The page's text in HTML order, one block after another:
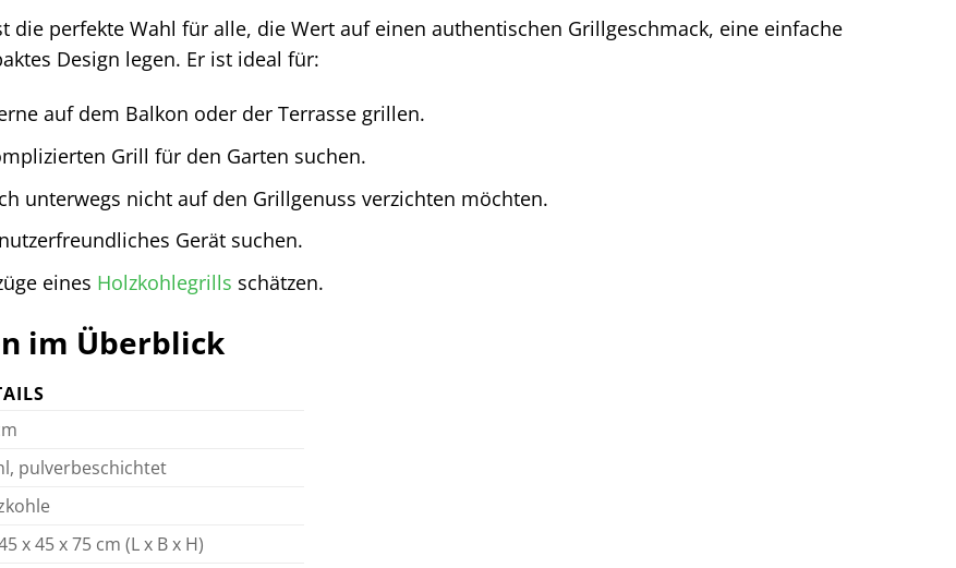
die perfekte Wahl für alle, die Wert auf einen authentischen Grillgeschmack, eine einfache
Design legen. Er ist ideal für:
auf dem Balkon oder der Terrasse grillen.
Grill für den Garten suchen.
unterwegs nicht auf den Grillgenuss verzichten möchten.
Gerät suchen.
eines Holzkohlegrills schätzen.
im Überblick
pulverbeschichtet
x 45 x 75 cm (L x B x H)